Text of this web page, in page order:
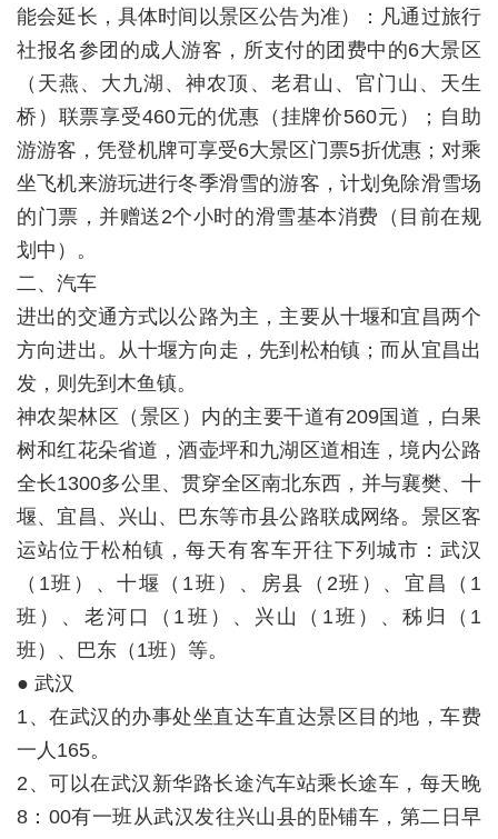
能会延长，具体时间以景区公告为准）：凡通过旅行
社报名参团的成人游客，所支付的团费中的6大景区
（天燕、大九湖、神农顶、老君山、官门山、天生
桥）联票享受460元的优惠（挂牌价560元）；自助
游游客，凭登机牌可享受6大景区门票5折优惠；对乘
坐飞机来游玩进行冬季滑雪的游客，计划免除滑雪场
的门票，并赠送2个小时的滑雪基本消费（目前在规
划中）。
二、汽车
进出的交通方式以公路为主，主要从十堰和宜昌两个
方向进出。从十堰方向走，先到松柏镇；而从宜昌出
发，则先到木鱼镇。
神农架林区（景区）内的主要干道有209国道，白果
树和红花朵省道，酒壶坪和九湖区道相连，境内公路
全长1300多公里、贯穿全区南北东西，并与襄樊、十
堰、宜昌、兴山、巴东等市县公路联成网络。景区客
运站位于松柏镇，每天有客车开往下列城市：武汉
（1班）、十堰（1班）、房县（2班）、宜昌（1
班）、老河口（1班）、兴山（1班）、秭归（1
班）、巴东（1班）等。
● 武汉
1、在武汉的办事处坐直达车直达景区目的地，车费
一人165。
2、可以在武汉新华路长途汽车站乘长途车，每天晚
8：00有一班从武汉发往兴山县的卧铺车，第二日早